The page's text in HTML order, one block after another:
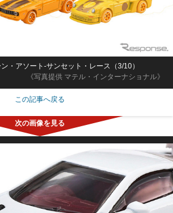
《写真提供 マテル・インターナショナル》
・アソート-サンセット・レース（3/10）
この記事へ戻る